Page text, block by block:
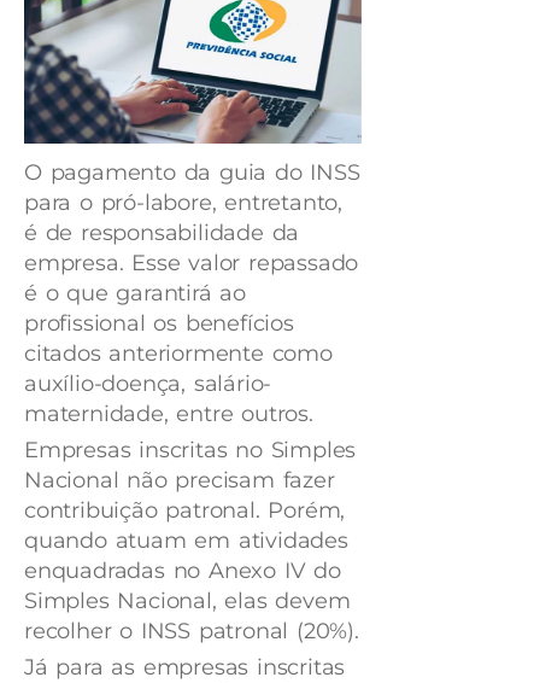
O pagamento da guia do INSS
para o pró-labore, entretanto,
é de responsabilidade da
empresa. Esse valor repassado
é o que garantirá ao
profissional os benefícios
citados anteriormente como
auxílio-doença, salário-
maternidade, entre outros.
Empresas inscritas no Simples
Nacional não precisam fazer
contribuição patronal. Porém,
quando atuam em atividades
enquadradas no Anexo IV do
Simples Nacional, elas devem
recolher o INSS patronal (20%).
Já para as empresas inscritas